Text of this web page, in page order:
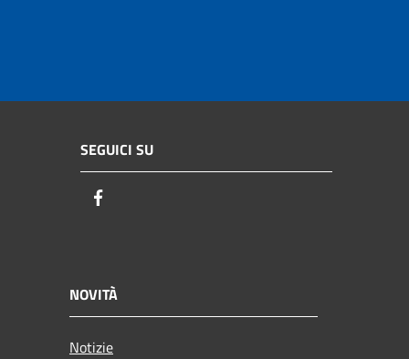
SEGUICI SU
NOVITÀ
Notizie